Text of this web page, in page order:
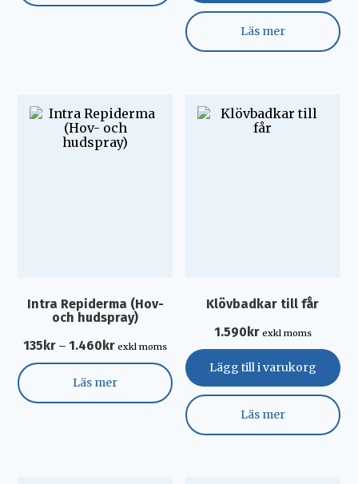
Läs mer
Intra Repiderma (Hov-
och hudspray)
135kr – 1.460kr exkl moms
Läs mer
Klövbadkar till får
1.590kr exkl moms
Lägg till i varukorg
Läs mer